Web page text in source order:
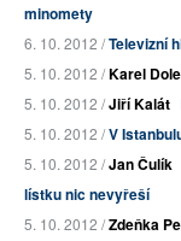
minomety
6. 10. 2012 /Televizní
5. 10. 2012 /Karel
5. 10. 2012 /Jiří Kalát
5. 10. 2012 /V
5. 10. 2012 /Jan Čulík
lístku nic nevyřeší
5. 10. 2012 /Zdeňka